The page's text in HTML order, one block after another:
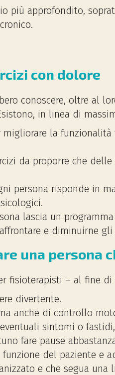
più approfondito,
con dolore
conoscere, oltre al
in linea di
migliorare la
da proporre che
persona risponde in
lascia un
e diminuirne
una persona
fisioterapisti – al fine
divertente.
anche di controllo
sintomi o
fare pause
del paziente e
e che segua una